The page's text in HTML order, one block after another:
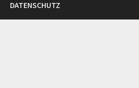
DATENSCHUTZ